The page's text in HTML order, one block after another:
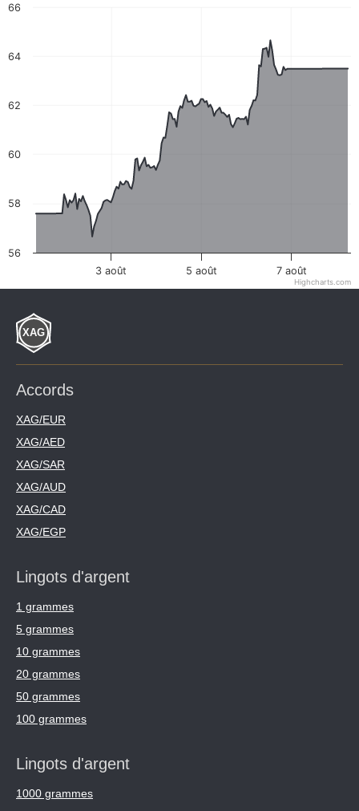
3 août 5 août 7 août
56
58
60
62
64
66
Highcharts.com
Accords
XAG/EUR
XAG/AED
XAG/SAR
XAG/AUD
XAG/CAD
XAG/EGP
Lingots d'argent
1 grammes
5 grammes
10 grammes
20 grammes
50 grammes
100 grammes
Lingots d'argent
1000 grammes